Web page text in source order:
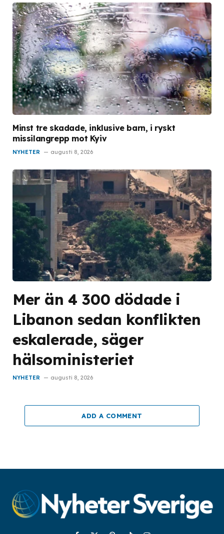
Minst tre skadade, inklusive barn, i ryskt
missilangrepp mot Kyiv
NYHETER augusti 8, 2026
Mer än 4 300 dödade i
Libanon sedan konflikten
eskalerade, säger
hälsoministeriet
NYHETER augusti 8, 2026
ADD A COMMENT